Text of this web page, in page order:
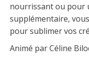
nourrissant ou pour
supplémentaire,
pour sublimer vos
Animé par Céline